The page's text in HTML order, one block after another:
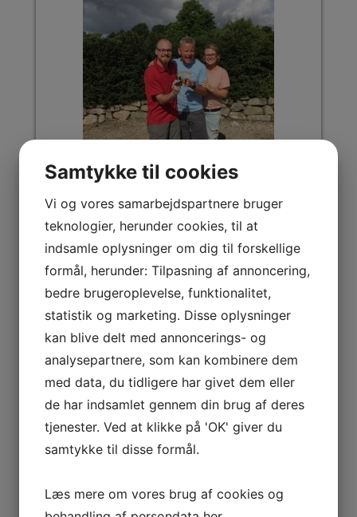
Strandtudsernes skæbne i kølvandet på stormfloden
IUCN udgiver holdningserklæring om vigtigheden af
Sommerferie 2023
Koelbjergmanden & Istiden
Samtykke til cookies
Vi og vores samarbejdspartnere bruger
teknologier, herunder cookies, til at
indsamle oplysninger om dig til forskellige
formål, herunder: Tilpasning af annoncering,
bedre brugeroplevelse, funktionalitet,
statistik og marketing. Disse oplysninger
kan blive delt med annoncerings- og
analysepartnere, som kan kombinere dem
med data, du tidligere har givet dem eller
de har indsamlet gennem din brug af deres
tjenester. Ved at klikke på 'OK' giver du
samtykke til disse formål.
Læs mere om vores brug af cookies og